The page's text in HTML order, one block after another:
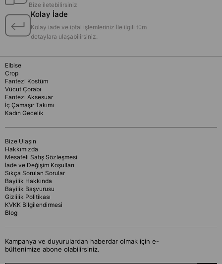
Bize iletebilirsiniz
Kolay İade
Kolay iade ve iptal işlemleriniz İle ilgili tüm
detaylara ulaşabilirsiniz.
Elbise
Crop
Fantezi Kostüm
Vücut Çorabı
Fantezi Aksesuar
İç Çamaşır Takımı
Kadın Gecelik
Bize Ulaşın
Hakkımızda
Mesafeli Satış Sözleşmesi
İade ve Değişim Koşulları
Sıkça Sorulan Sorular
Bayilik Hakkında
Bayilik Başvurusu
Gizlilik Politikası
KVKK Bilgilendirmesi
Blog
Kampanya ve duyurulardan haberdar olmak için e-
bültenimize abone olabilirsiniz.